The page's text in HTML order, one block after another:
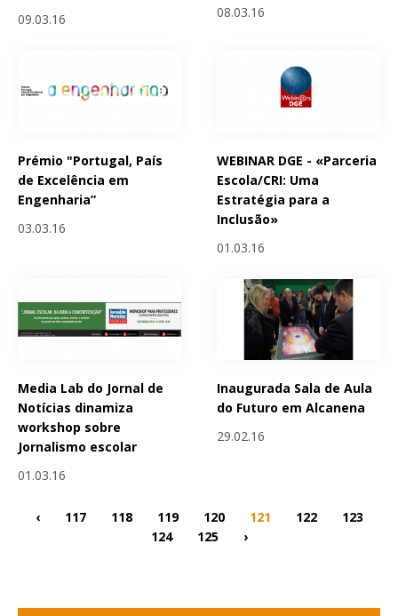
09.03.16
08.03.16
Prémio "Portugal, País
de Excelência em
Engenharia”
03.03.16
WEBINAR DGE - «Parceria
Escola/CRI: Uma
Estratégia para a
Inclusão»
01.03.16
Media Lab do Jornal de
Notícias dinamiza
workshop sobre
Jornalismo escolar
01.03.16
Inaugurada Sala de Aula
do Futuro em Alcanena
29.02.16
‹ 117 118 119 120 121 122
123
124
125 ›